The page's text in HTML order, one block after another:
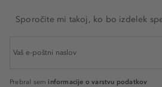
Sporočite mi takoj, ko bo izdelek
Prebral sem informacije o varstvu podatkov